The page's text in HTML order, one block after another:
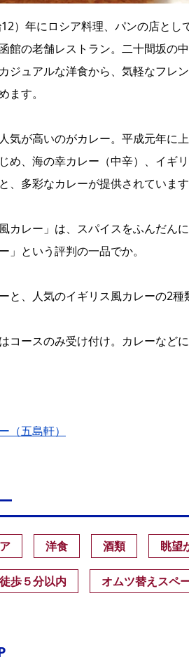
）年にロシア料理、パンの店と
館の老舗レストラン。二十間坂の
ジュアルな洋食から、気軽なフレ
ます。
気が高いのがカレー。平成元年に
め、海の幸カレー（中辛）、イギ
、多彩なカレーが提供されていま
風カレー」は、スパイスをふんだ
」という評判の一品でか。
と、人気のイギリス風カレーの2
コースのみ受け付け。カレーなど
（五島軒）
洋食 酒類 眺望
歩５分以内 オムツ替えスペ